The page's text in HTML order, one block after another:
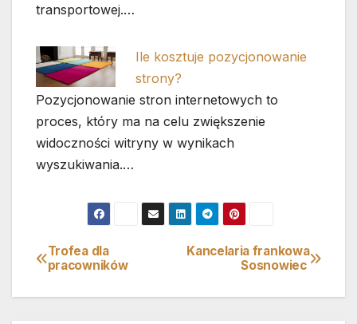
transportowej.…
Ile kosztuje pozycjonowanie
strony?
Pozycjonowanie stron internetowych to
proces, który ma na celu zwiększenie
widoczności witryny w wynikach
wyszukiwania.…
Nawigacja
wpisu
Kancelaria frankowa
Sosnowiec
Trofea dla
pracowników